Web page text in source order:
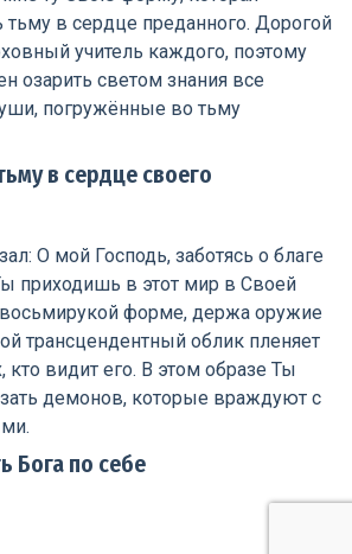
в сердце своего
Бога по себе